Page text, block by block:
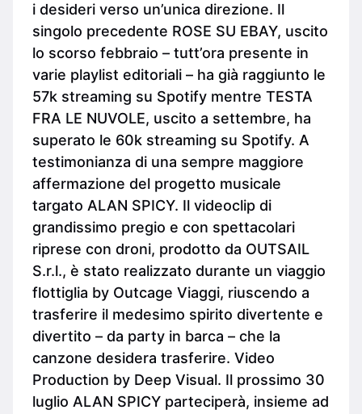
i desideri verso un’unica direzione. Il
singolo precedente ROSE SU EBAY, uscito
lo scorso febbraio – tutt’ora presente in
varie playlist editoriali – ha già raggiunto le
57k streaming su Spotify mentre TESTA
FRA LE NUVOLE, uscito a settembre, ha
superato le 60k streaming su Spotify. A
testimonianza di una sempre maggiore
affermazione del progetto musicale
targato ALAN SPICY. Il videoclip di
grandissimo pregio e con spettacolari
riprese con droni, prodotto da OUTSAIL
S.r.l., è stato realizzato durante un viaggio
flottiglia by Outcage Viaggi, riuscendo a
trasferire il medesimo spirito divertente e
divertito – da party in barca – che la
canzone desidera trasferire. Video
Production by Deep Visual. Il prossimo 30
luglio ALAN SPICY parteciperà, insieme ad